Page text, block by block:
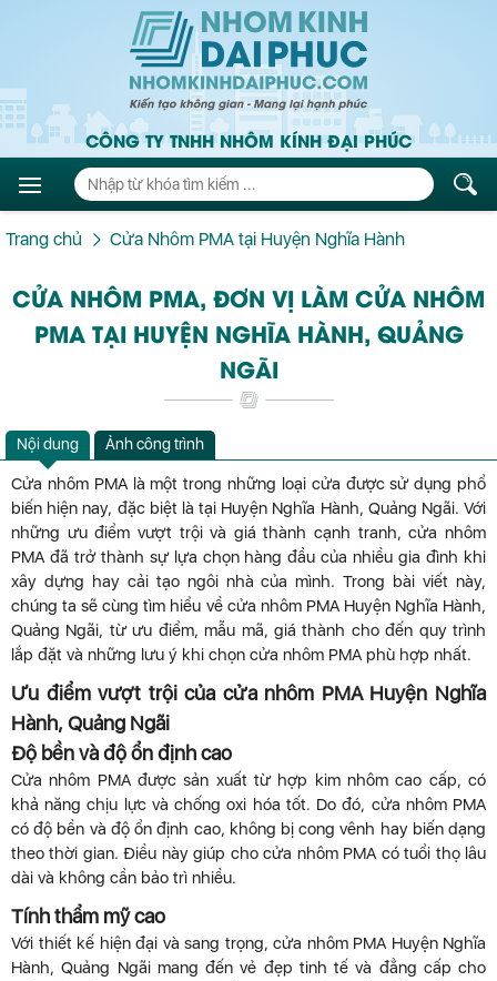
CÔNG TY TNHH NHÔM KÍNH ĐẠI PHÚC
Trang chủ Cửa Nhôm PMA tại Huyện Nghĩa Hành
CỬA NHÔM PMA, ĐƠN VỊ LÀM CỬA NHÔM
PMA TẠI HUYỆN NGHĨA HÀNH, QUẢNG
NGÃI
Nội dung Ảnh công trình
Cửa nhôm PMA là một trong những loại cửa được sử dụng phổ
biến hiện nay, đặc biệt là tại Huyện Nghĩa Hành, Quảng Ngãi. Với
những ưu điểm vượt trội và giá thành cạnh tranh, cửa nhôm
PMA đã trở thành sự lựa chọn hàng đầu của nhiều gia đình khi
xây dựng hay cải tạo ngôi nhà của mình. Trong bài viết này,
chúng ta sẽ cùng tìm hiểu về cửa nhôm PMA Huyện Nghĩa Hành,
Quảng Ngãi, từ ưu điểm, mẫu mã, giá thành cho đến quy trình
lắp đặt và những lưu ý khi chọn cửa nhôm PMA phù hợp nhất.
Ưu điểm vượt trội của cửa nhôm PMA Huyện Nghĩa
Hành, Quảng Ngãi
Độ bền và độ ổn định cao
Cửa nhôm PMA được sản xuất từ hợp kim nhôm cao cấp, có
khả năng chịu lực và chống oxi hóa tốt. Do đó, cửa nhôm PMA
có độ bền và độ ổn định cao, không bị cong vênh hay biến dạng
theo thời gian. Điều này giúp cho cửa nhôm PMA có tuổi thọ lâu
dài và không cần bảo trì nhiều.
Tính thẩm mỹ cao
Với thiết kế hiện đại và sang trọng, cửa nhôm PMA Huyện Nghĩa
Hành, Quảng Ngãi mang đến vẻ đẹp tinh tế và đẳng cấp cho